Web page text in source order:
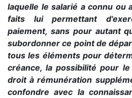
laquelle le salarié a connu ou
faits lui permettant
paiement, sans pour autant
subordonner ce point de
tous les éléments pour
créance, la possibilité pour le
droit à rémunération
confondre avec la